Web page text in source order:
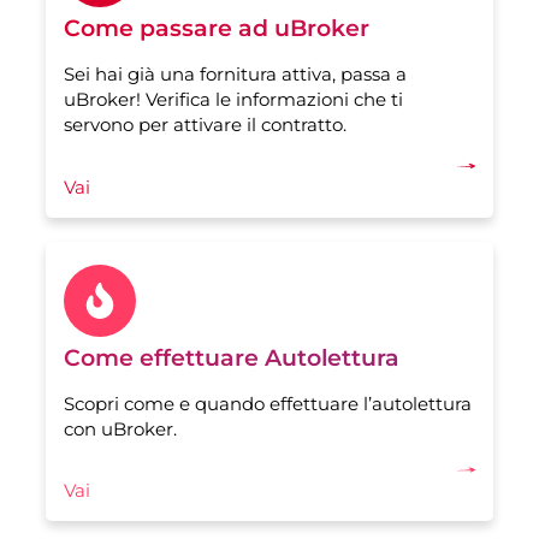
Come passare ad uBroker
Sei hai già una fornitura attiva, passa a
uBroker! Verifica le informazioni che ti
servono per attivare il contratto.
Vai
Come effettuare Autolettura
Scopri come e quando effettuare l’autolettura
con uBroker.
Vai